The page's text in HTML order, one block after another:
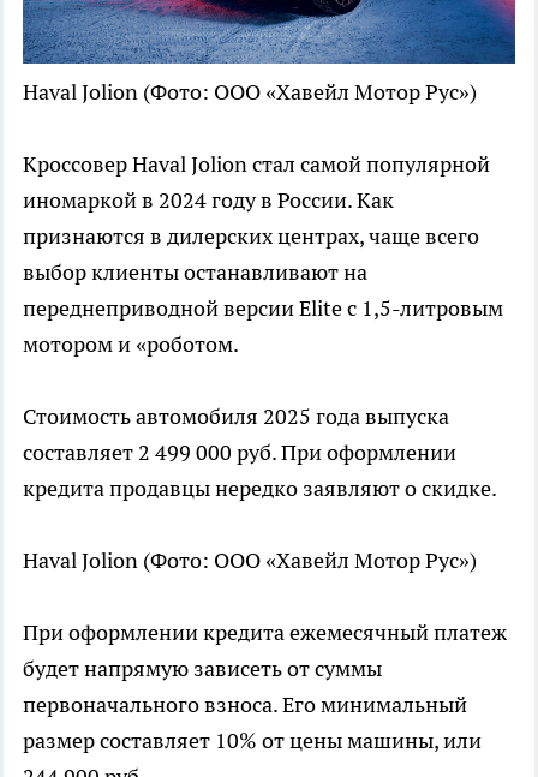
Haval Jolion (Фото: ООО «Хавейл Мотор Рус»)
Кроссовер Haval Jolion стал самой популярной
иномаркой в 2024 году в России. Как
признаются в дилерских центрах, чаще всего
выбор клиенты останавливают на
переднеприводной версии Elite с 1,5-литровым
мотором и «роботом.
Стоимость автомобиля 2025 года выпуска
составляет 2 499 000 руб. При оформлении
кредита продавцы нередко заявляют о скидке.
Haval Jolion (Фото: ООО «Хавейл Мотор Рус»)
При оформлении кредита ежемесячный платеж
будет напрямую зависеть от суммы
первоначального взноса. Его минимальный
размер составляет 10% от цены машины, или